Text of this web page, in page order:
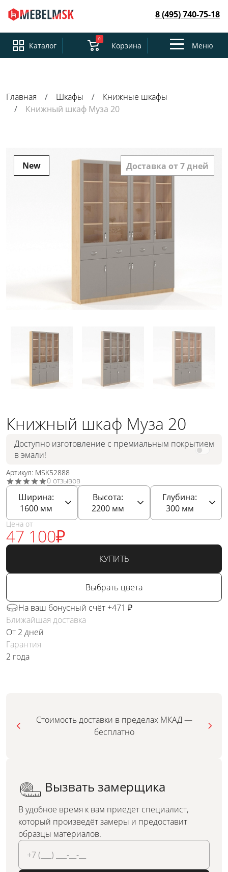
8 (495) 740-75-18
Каталог
0
Корзина
ToggleМеню
Главная Шкафы
Книжные шкафы
Книжный шкаф Муза 20
New Доставка от 7 дней
Книжный шкаф Муза 20
Доступно изготовление с премиальным покрытием
в эмали!
Артикул: MSK52888
0 отзывов
Ширина:
1600мм
Высота:
2200мм
Глубина:
300мм
Цена от
47 100₽
КУПИТЬ
Выбрать цвета
На ваш бонусный счёт +471 ₽
Ближайшая доставка
От 2 дней
Гарантия
2 года
Стоимость доставки в пределах МКАД —
бесплатно
Вызвать замерщика
В удобное время к вам приедет специалист,
который произведёт замеры и предоставит
образцы материалов.